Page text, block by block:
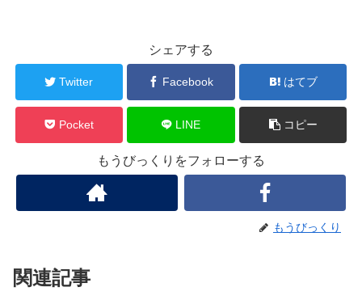
シェアする
Twitter Facebook はてブ
Pocket LINE コピー
もうびっくりをフォローする
もうびっくり
関連記事